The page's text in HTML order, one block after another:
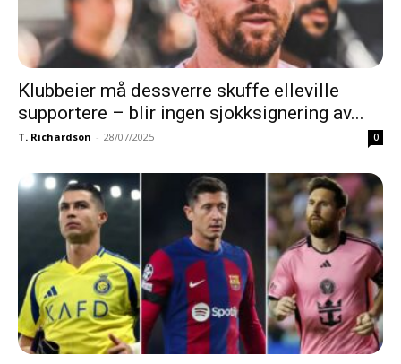
Klubbeier må dessverre skuffe elleville
supportere – blir ingen sjokksignering av...
T. Richardson - 28/07/2025 0